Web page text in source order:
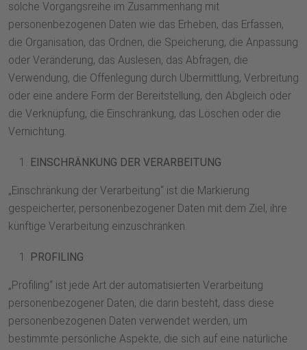
solche Vorgangsreihe im Zusammenhang mit
personenbezogenen Daten wie das Erheben, das Erfassen,
die Organisation, das Ordnen, die Speicherung, die Anpassung
oder Veränderung, das Auslesen, das Abfragen, die
Verwendung, die Offenlegung durch Übermittlung, Verbreitung
oder eine andere Form der Bereitstellung, den Abgleich oder
die Verknüpfung, die Einschränkung, das Löschen oder die
Vernichtung.
EINSCHRÄNKUNG DER VERARBEITUNG
„Einschränkung der Verarbeitung“ ist die Markierung
gespeicherter, personenbezogener Daten mit dem Ziel, ihre
künftige Verarbeitung einzuschränken.
PROFILING
„Profiling“ ist jede Art der automatisierten Verarbeitung
personenbezogener Daten, die darin besteht, dass diese
personenbezogenen Daten verwendet werden, um
bestimmte persönliche Aspekte, die sich auf eine natürliche